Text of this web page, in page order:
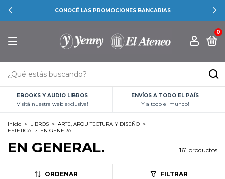
CONOCÉ LAS PROMOCIONES BANCARIAS
0
EBOOKS Y AUDIO LIBROS
Visitá nuestra web exclusiva!
ENVÍOS A TODO EL PAÍS
Y a todo el mundo!
Inicio > LIBROS > ARTE, ARQUITECTURA Y DISEÑO >
ESTETICA > EN GENERAL.
EN GENERAL. 161 productos
ORDENAR FILTRAR